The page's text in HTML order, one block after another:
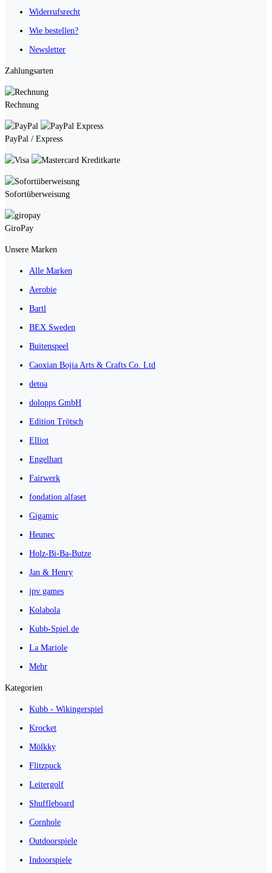
Widerrufsrecht
Wie bestellen?
Newsletter
Zahlungsarten
Rechnung
PayPal / Express
Kreditkarte
Sofortüberweisung
GiroPay
Unsere Marken
Alle Marken
Aerobie
Bartl
BEX Sweden
Buitenspeel
Caoxian Bojia Arts & Crafts Co. Ltd
detoa
dolopps GmbH
Edition Trötsch
Elliot
Engelhart
Fairwerk
fondation alfaset
Gigamic
Heunec
Holz-Bi-Ba-Butze
Jan & Henry
jpv games
Kolabola
Kubb-Spiel.de
La Mariole
Mehr
Kategorien
Kubb - Wikingerspiel
Krocket
Mölkky
Flitzpuck
Leitergolf
Shuffleboard
Cornhole
Outdoorspiele
Indoorspiele